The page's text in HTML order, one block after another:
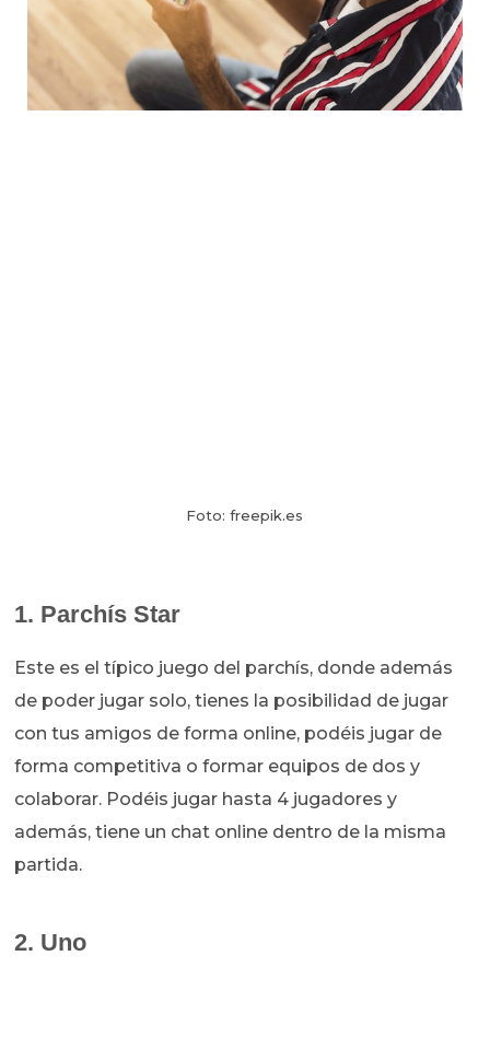
Foto: freepik.es
1. Parchís Star
Este es el típico juego del parchís, donde además
de poder jugar solo, tienes la posibilidad de jugar
con tus amigos de forma online, podéis jugar de
forma competitiva o formar equipos de dos y
colaborar. Podéis jugar hasta 4 jugadores y
además, tiene un chat online dentro de la misma
partida.
2. Uno